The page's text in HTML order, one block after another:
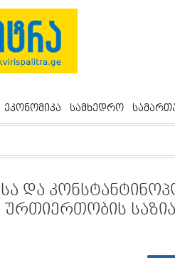
ეკონომიკა სამხედრო
და
ურთიერთობის